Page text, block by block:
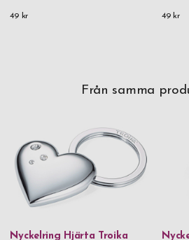
49 kr 49 kr
Från samma
Nyckelring Hjärta Troika